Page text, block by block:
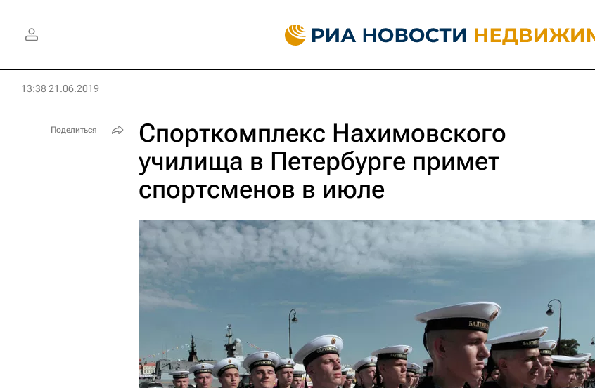
13:38 21.06.2019
Спорткомплекс Нахимовского
училища в Петербурге примет
спортсменов в июле
Поделиться